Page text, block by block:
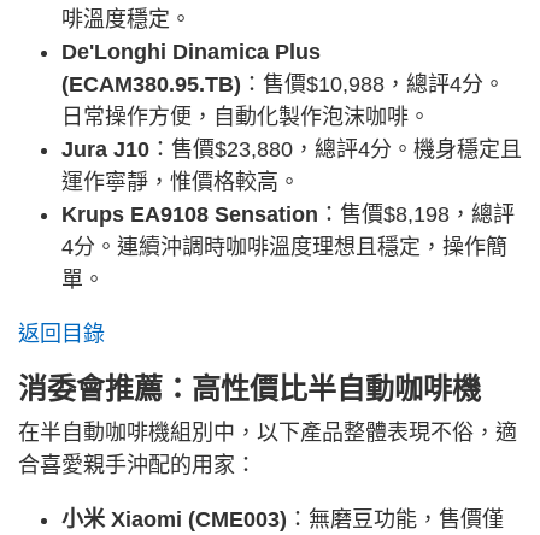
啡溫度穩定。
De'Longhi Dinamica Plus
(ECAM380.95.TB) ：售價$10,988，總評4分。
日常操作方便，自動化製作泡沫咖啡。
Jura J10 ：售價$23,880，總評4分。機身穩定且
運作寧靜，惟價格較高。
Krups EA9108 Sensation ：售價$8,198，總評
4分。連續沖調時咖啡溫度理想且穩定，操作簡
單。
返回目錄
消委會推薦：高性價比半自動咖啡機
在半自動咖啡機組別中，以下產品整體表現不俗，適
合喜愛親手沖配的用家：
小米 Xiaomi (CME003) ：無磨豆功能，售價僅